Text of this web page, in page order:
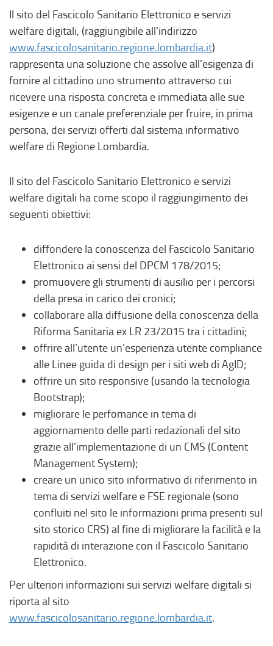
Il sito del Fascicolo Sanitario Elettronico e servizi
welfare digitali, (raggiungibile all’indirizzo
www.fascicolosanitario.regione.lombardia.it)
rappresenta una soluzione che assolve all’esigenza di
fornire al cittadino uno strumento attraverso cui
ricevere una risposta concreta e immediata alle sue
esigenze e un canale preferenziale per fruire, in prima
persona, dei servizi offerti dal sistema informativo
welfare di Regione Lombardia.
Il sito del Fascicolo Sanitario Elettronico e servizi
welfare digitali ha come scopo il raggiungimento dei
seguenti obiettivi:
diffondere la conoscenza del Fascicolo Sanitario
Elettronico ai sensi del DPCM 178/2015;
promuovere gli strumenti di ausilio per i percorsi
della presa in carico dei cronici;
collaborare alla diffusione della conoscenza della
Riforma Sanitaria ex LR 23/2015 tra i cittadini;
offrire all’utente un’esperienza utente compliance
alle Linee guida di design per i siti web di AgID;
offrire un sito responsive (usando la tecnologia
Bootstrap);
migliorare le perfomance in tema di
aggiornamento delle parti redazionali del sito
grazie all’implementazione di un CMS (Content
Management System);
creare un unico sito informativo di riferimento in
tema di servizi welfare e FSE regionale (sono
confluiti nel sito le informazioni prima presenti sul
sito storico CRS) al fine di migliorare la facilità e la
rapidità di interazione con il Fascicolo Sanitario
Elettronico.
Per ulteriori informazioni sui servizi welfare digitali si
riporta al sito
www.fascicolosanitario.regione.lombardia.it.